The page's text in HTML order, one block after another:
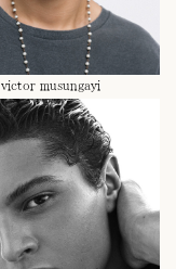
victor musungayi